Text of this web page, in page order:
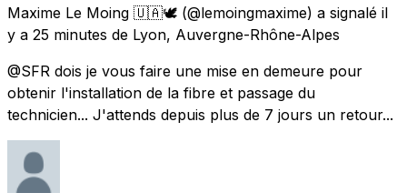
Maxime Le Moing 🇺🇦🕊 (@lemoingmaxime) a signalé il
y a 25 minutes de Lyon, Auvergne-Rhône-Alpes
@SFR dois je vous faire une mise en demeure pour
obtenir l'installation de la fibre et passage du
technicien... J'attends depuis plus de 7 jours un retour...